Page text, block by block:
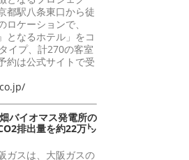
都駅八条東口から徒
ケーションで、
となるホテル」をコ
イプ、計270の客室
約は公式サイトで受
バイオマス発電所の
排出量を約22万㌧
ガスは、大阪ガスの